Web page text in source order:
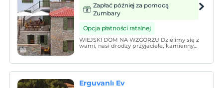
Zapłać później za pomocą
Zumbary
Opcja płatności ratalnej
WIEJSKI DOM NA WZGÓRZU Dzielimy się z
wami, nasi drodzy przyjaciele, kamiennym
(Imbros) i odzwierciedlamy
niepowtarzalny charakter wyspy w
Erguvanlı Ev